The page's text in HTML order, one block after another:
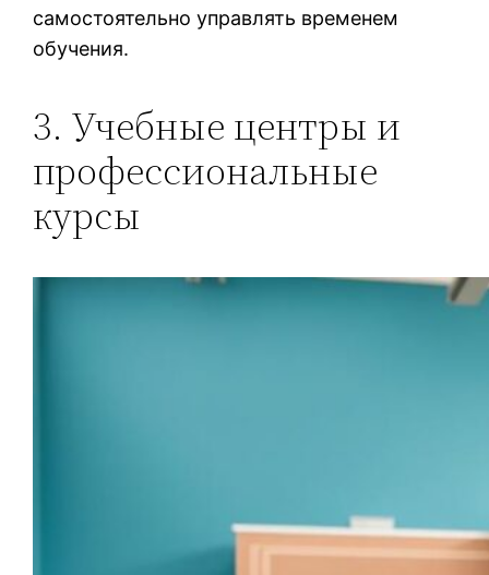
самостоятельно управлять временем
обучения.
3. Учебные центры и
профессиональные
курсы